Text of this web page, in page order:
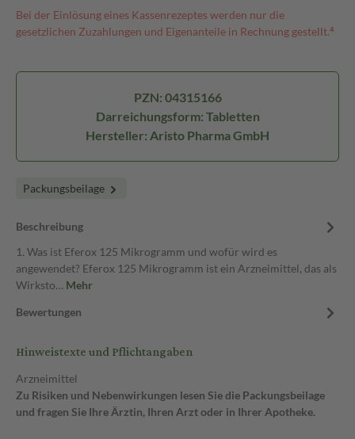
Bei der Einlösung eines Kassenrezeptes werden nur die
gesetzlichen Zuzahlungen und Eigenanteile in Rechnung gestellt.⁴
PZN: 04315166
Darreichungsform: Tabletten
Hersteller: Aristo Pharma GmbH
Packungsbeilage
Beschreibung
1. Was ist Eferox 125 Mikrogramm und wofür wird es
angewendet? Eferox 125 Mikrogramm ist ein Arzneimittel, das als
Wirksto… Mehr
Bewertungen
Hinweistexte und Pflichtangaben
Arzneimittel
Zu Risiken und Nebenwirkungen lesen Sie die Packungsbeilage
und fragen Sie Ihre Ärztin, Ihren Arzt oder in Ihrer Apotheke.